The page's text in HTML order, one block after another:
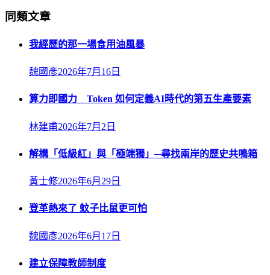
同類文章
我經歷的那一場食用油風暴
魏國彥2026年7月16日
算力即國力 Token 如何定義AI時代的第五生產要素
林建甫2026年7月2日
解構「低級紅」與「極端獨」─尋找兩岸的歷史共鳴箱
黃士修2026年6月29日
登革熱來了 蚊子比鼠更可怕
魏國彥2026年6月17日
建立保障教師制度